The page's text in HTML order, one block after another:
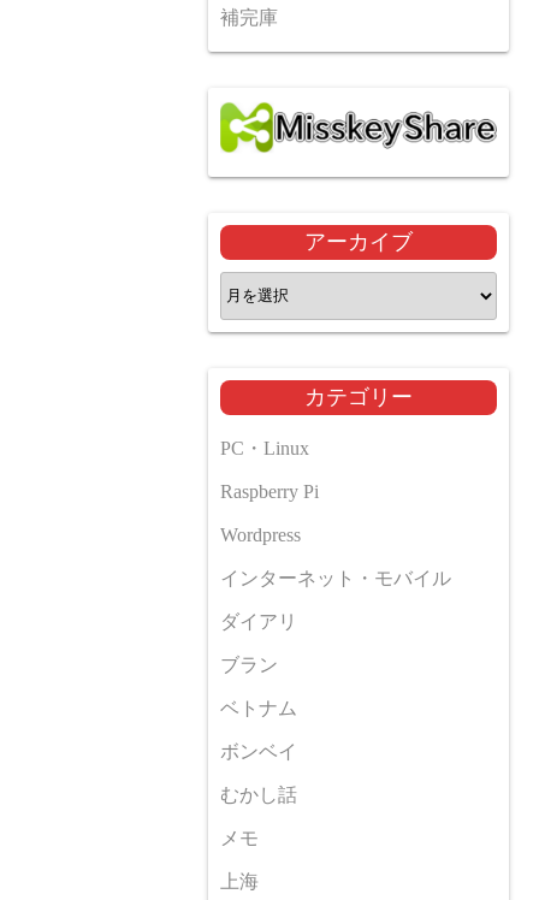
補完庫
アーカイブ
ア
ー
イ
ブ
カテゴリー
PC・Linux
Raspberry Pi
Wordpress
インターネット・モバイル
ダイアリ
ブラン
ベトナム
ボンベイ
むかし話
メモ
上海